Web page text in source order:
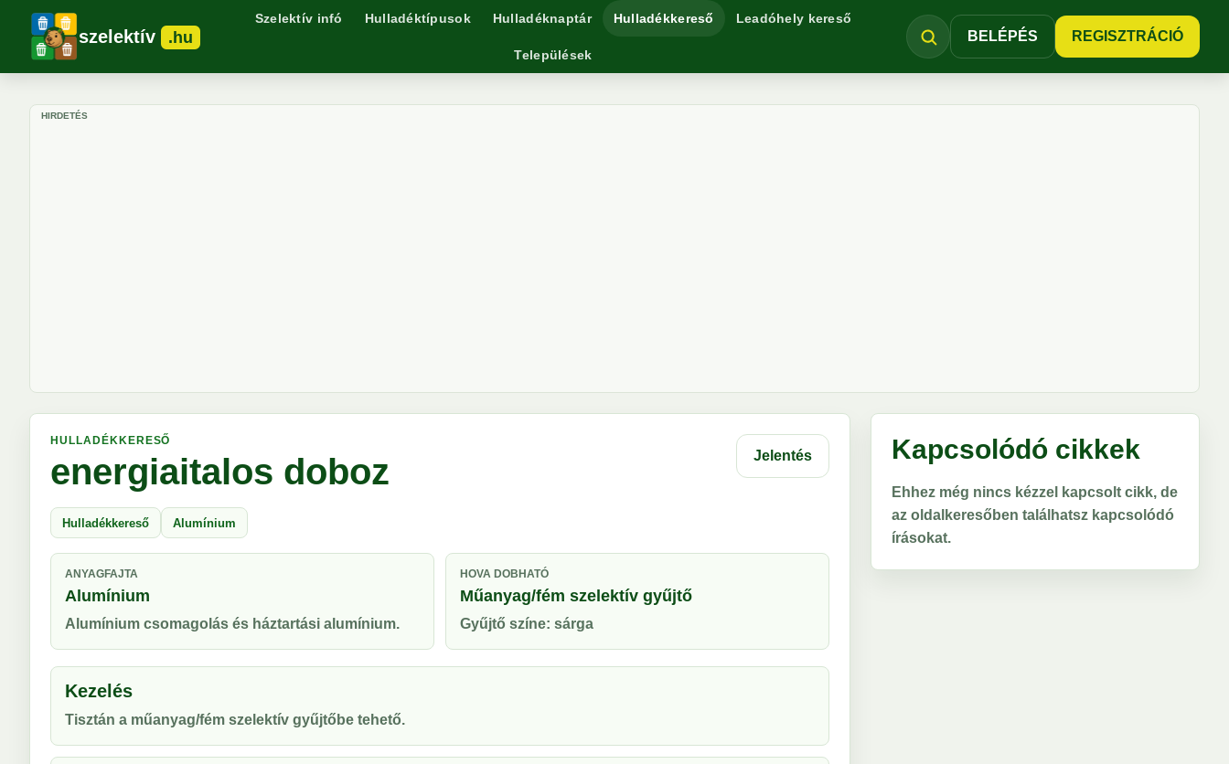
szelektív .hu
Szelektív infó Hulladéktípusok Hulladéknaptár Hulladékkereső Leadóhely kereső
Települések
BELÉPÉS REGISZTRÁCIÓ
HIRDETÉS
HULLADÉKKERESŐ
energiaitalos doboz Jelentés
Hulladékkereső Alumínium
ANYAGFAJTA
Alumínium
Alumínium csomagolás és háztartási alumínium.
HOVA DOBHATÓ
Műanyag/fém szelektív gyűjtő
Gyűjtő színe: sárga
Kezelés
Tisztán a műanyag/fém szelektív gyűjtőbe tehető.
Kapcsolódó cikkek
Ehhez még nincs kézzel kapcsolt cikk, de
az oldalkeresőben találhatsz kapcsolódó
írásokat.